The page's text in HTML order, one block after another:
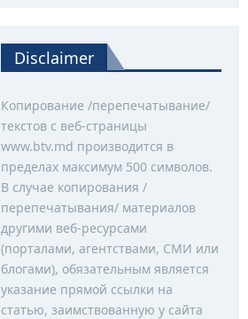
Disclaimer
Копирование /перепечатывание/
текстов с веб-страницы
www.btv.md производится в
пределах максимум 500 символов.
В случае копирования /
перепечатывания/ материалов
другими веб-ресурсами
(порталами, агентствами, СМИ или
блогами), обязательным является
указание прямой ссылки на
статью, заимствованную у сайта